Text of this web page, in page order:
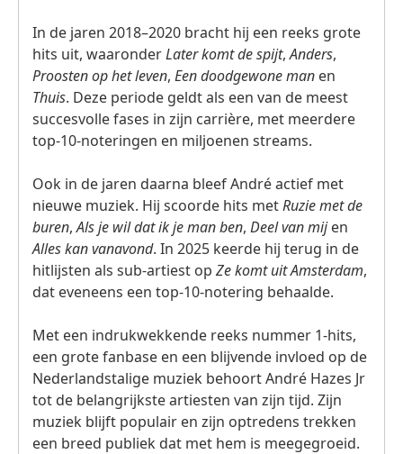
In de jaren 2018–2020 bracht hij een reeks grote
hits uit, waaronderLater komt de spijt,Anders,
Proosten op het leven, Een doodgewone man en
Thuis. Deze periode geldt als een van de meest
succesvolle fases in zijn carrière, met meerdere
top‑10‑noteringen en miljoenen streams.
Ook in de jaren daarna bleef André actief met
nieuwe muziek. Hij scoorde hits metRuzie met de
buren,Als je wil dat ik je man ben, Deel van mijen
Alles kan vanavond. In 2025 keerde hij terug in de
hitlijsten als sub‑artiest op Ze komt uit Amsterdam,
dat eveneens een top‑10‑notering behaalde.
Met een indrukwekkende reeks nummer 1‑hits,
een grote fanbase en een blijvende invloed op de
Nederlandstalige muziek behoort André Hazes Jr
tot de belangrijkste artiesten van zijn tijd. Zijn
muziek blijft populair en zijn optredens trekken
een breed publiek dat met hem is meegegroeid.